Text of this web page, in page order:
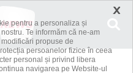
×
pentru a personaliza și
Te informăm că ne-am
propuse de
persoanelor fizice în ceea
personal și privind libera
navigarea pe Website-ul